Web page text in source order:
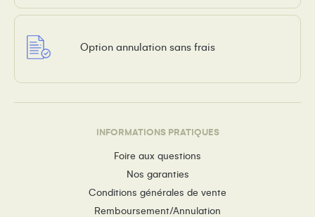
Option annulation sans frais
INFORMATIONS PRATIQUES
Foire aux questions
Nos garanties
Conditions générales de vente
Remboursement/Annulation